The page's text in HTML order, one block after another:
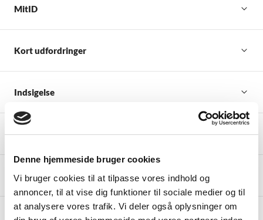
Denne hjemmeside bruger cookies
Vi bruger cookies til at tilpasse vores indhold og
annoncer, til at vise dig funktioner til sociale medier og til
at analysere vores trafik. Vi deler også oplysninger om
MitID
Kort udfordringer
Indsigelse
Underskriv dokumenter
Advarsel mod SVINDEL
Support til Netbank/Mobilbank